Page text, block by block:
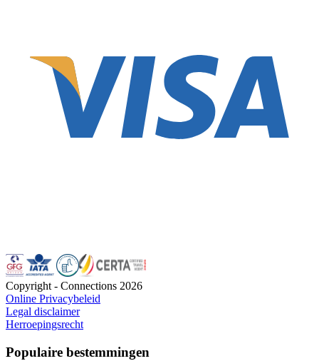
Copyright - Connections 2026
Online Privacybeleid
Legal disclaimer
Herroepingsrecht
Populaire bestemmingen